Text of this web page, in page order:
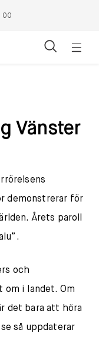
00
Vänster
demonstrerar för
Årets paroll
och
om i landet. Om
det bara att höra
så uppdaterar